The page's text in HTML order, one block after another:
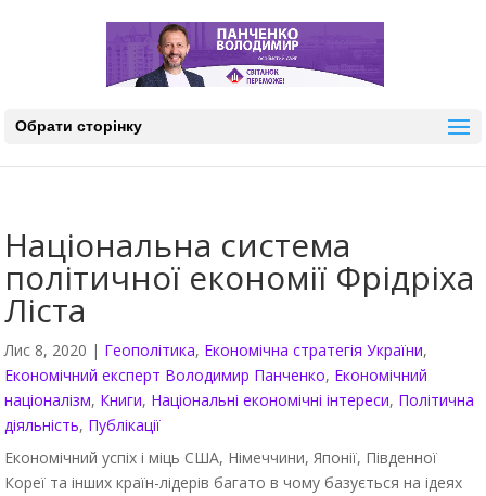
Обрати сторінку
Національна система
політичної економії Фрідріха
Ліста
Лис 8, 2020 | Геополітика, Економічна стратегія України,
Економічний експерт Володимир Панченко, Економічний
націоналізм, Книги, Національні економічні інтереси, Політична
діяльність, Публікації
Економічний успіх і міць США, Німеччини, Японії, Південної
Кореї та інших країн-лідерів багато в чому базується на ідеях